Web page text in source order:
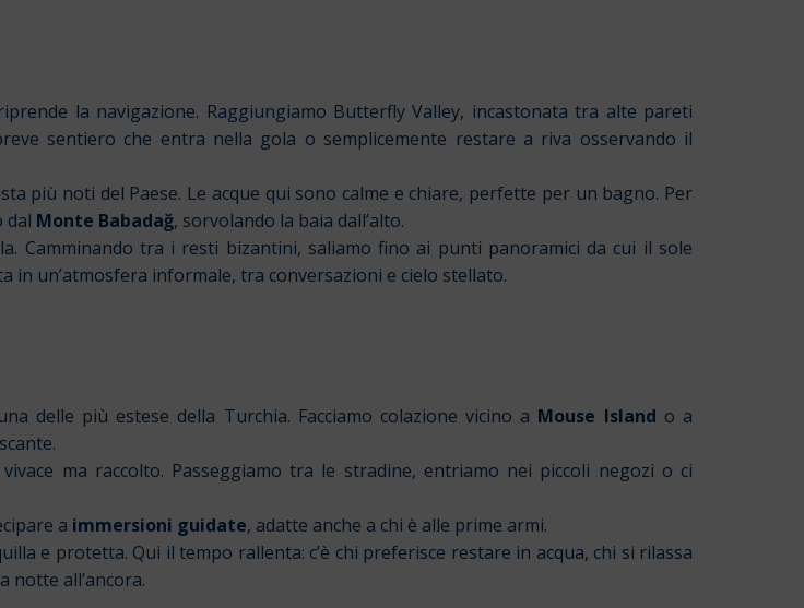
la navigazione. Raggiungiamo Butterfly Valley, incastonata tra alte pareti
sentiero che entra nella gola o semplicemente restare a riva osservando il
più noti del Paese. Le acque qui sono calme e chiare, perfette per un bagno. Per
dal Monte Babadağ, sorvolando la baia dall’alto.
Camminando tra i resti bizantini, saliamo fino ai punti panoramici da cui il sole
in un’atmosfera informale, tra conversazioni e cielo stellato.
delle più estese della Turchia. Facciamo colazione vicino a Mouse Island o a
ma raccolto. Passeggiamo tra le stradine, entriamo nei piccoli negozi o ci
a immersioni guidate, adatte anche a chi è alle prime armi.
e protetta. Qui il tempo rallenta: c’è chi preferisce restare in acqua, chi si rilassa
notte all’ancora.